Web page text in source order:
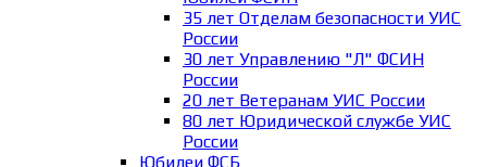
35 лет Отделам безопасности УИС
России
30 лет Управлению "Л" ФСИН
России
20 лет Ветеранам УИС России
80 лет Юридической службе УИС
России
Юбилеи ФСБ